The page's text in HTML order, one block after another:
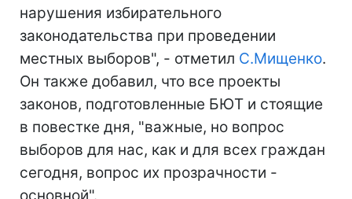
нарушения избирательного
законодательства при проведении
местных выборов", - отметил С.Мищенко.
Он также добавил, что все проекты
законов, подготовленные БЮТ и стоящие
в повестке дня, "важные, но вопрос
выборов для нас, как и для всех граждан
сегодня, вопрос их прозрачности -